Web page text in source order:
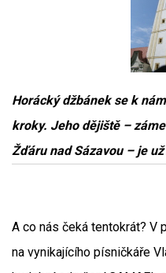
Horácký džbánek se k
kroky. Jeho dějiště –
Žďáru nad Sázavou – je
A co nás čeká tentokrát? V
na vynikajícího písničkáře